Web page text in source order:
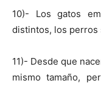
10)- Los gatos
distintos, los perros
11)- Desde que
mismo tamaño,